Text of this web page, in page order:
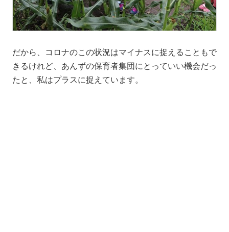
だから、コロナのこの状況はマイナスに捉えることもで
きるけれど、あんずの保育者集団にとっていい機会だっ
たと、私はプラスに捉えています。